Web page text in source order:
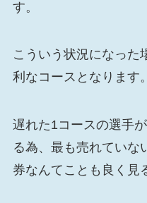
す。
こういう状況になった
利なコースとなります。
遅れた1コースの選手
る為、最も売れていな
券なんてことも良く見